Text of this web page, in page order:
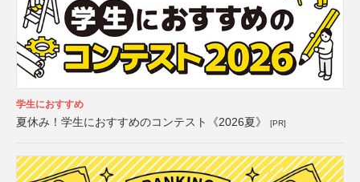
学生におすすめ
夏休み！学生におすすめのコンテスト《2026夏》 [PR]